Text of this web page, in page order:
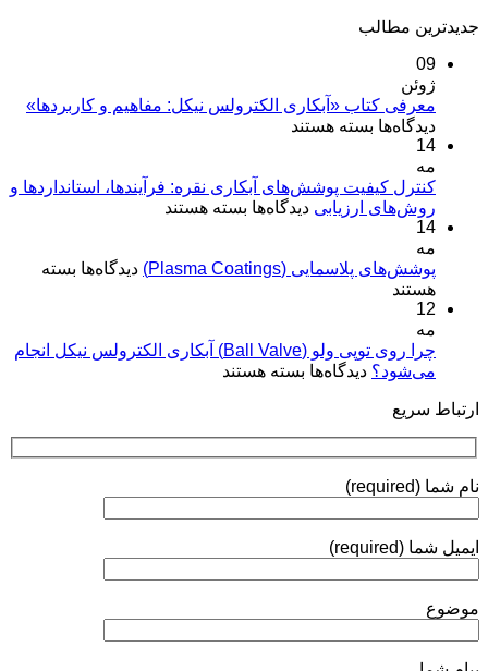
جدیدترین مطالب
09
ژوئن
معرفی کتاب «آبکاری الکترولس نیکل: مفاهیم و کاربردها»
دیدگاه‌ها برای
«آبکاری
الکترولس
و
بسته هستند
14
مه
کنترل کیفیت پوشش‌های آبکاری نقره: فرآیندها، استانداردها و
روش‌های ارزیابی دیدگاه‌ها برای
پوشش‌های
استانداردها
و
بسته هستند
14
مه
پوشش‌های پلاسمایی (Plasma Coatings)
دیدگاه‌ها برای
Coatings)
بسته
هستند
12
مه
چرا روی توپی‌ ولو (Ball Valve) آبکاری الکترولس نیکل انجام
می‌شود؟ دیدگاه‌ها برای
ولو
نیکل
بسته هستند
ارتباط سریع
نام شما (required)
ایمیل شما (required)
موضوع